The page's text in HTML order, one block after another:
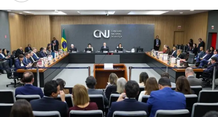
especialistas destacam queas intenções de voto
podem variar ao longo do processo eleitoral,
influenciadas por fatores econômicos, sociais, decisões
partidárias e acontecimentos do cenário nacional.
Redação Saiba+